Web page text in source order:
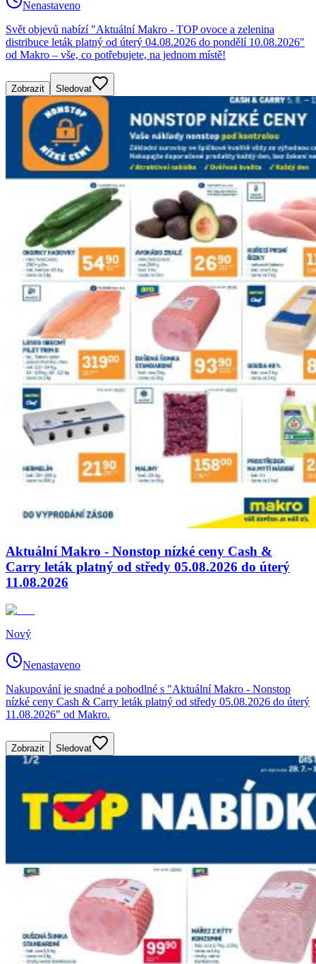
Nenastaveno
Svět objevů nabízí "Aktuální Makro - TOP ovoce a zelenina
distribuce leták platný od úterý 04.08.2026 do pondělí 10.08.2026"
od Makro – vše, co potřebujete, na jednom místě!
Zobrazit Sledovat
Aktuální Makro - Nonstop nízké ceny Cash &
Carry leták platný od středy 05.08.2026 do úterý
11.08.2026
Nový
Nenastaveno
Nakupování je snadné a pohodlné s "Aktuální Makro - Nonstop
nízké ceny Cash & Carry leták platný od středy 05.08.2026 do úterý
11.08.2026" od Makro.
Zobrazit Sledovat